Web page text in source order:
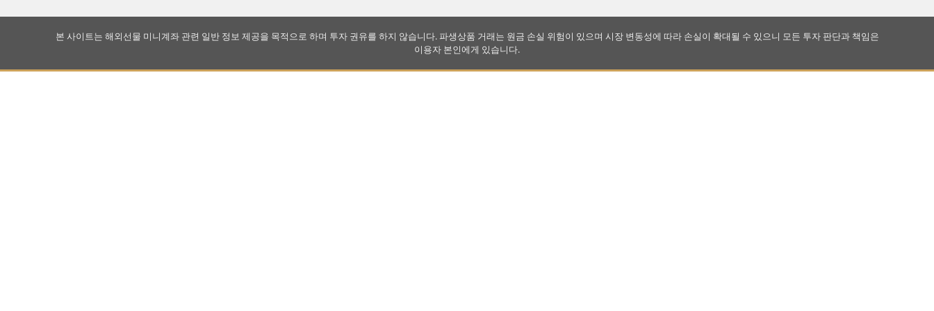
본 사이트는 해외선물 미니계좌 관련 일반 정보 제공을 목적으로 하며 투자 권유를 하지 않습니다. 파생상품 거래는 원금 손실 위험이 있으며 시장 변동성에 따라 손실이 확대될 수 있으니 모든 투자 판단과 책임은
이용자 본인에게 있습니다.